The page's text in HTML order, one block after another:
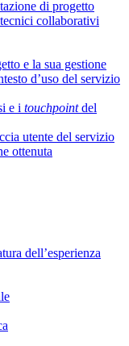
di progetto
collaborativi
e la sua gestione
d’uso del servizio
e i touchpointdel
utente del servizio
ottenuta
dell’esperienza